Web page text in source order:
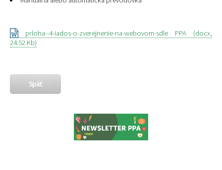
prloha--4-iados-o-zverejnenie-na-webovom-sdle PPA (docx,
24.52 Kb)
Späť